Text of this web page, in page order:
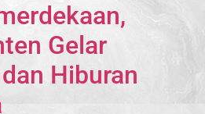
Gelar
Hiburan